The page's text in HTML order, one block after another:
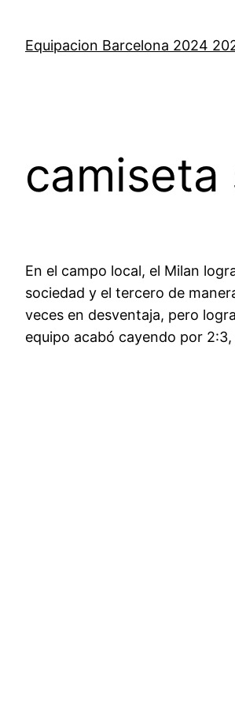
contenido
Equipacion Barcelona 2024
En el campo local, el Milan
sociedad y el tercero de
veces en desventaja, pero
equipo acabó cayendo por